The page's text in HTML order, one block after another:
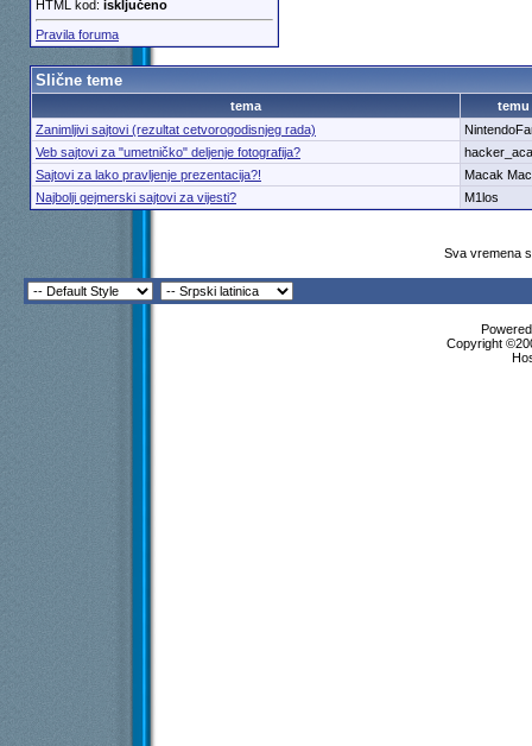
HTML kod: isključeno
Pravila foruma
Slične teme
tema
temu
Zanimljivi sajtovi (rezultat cetvorogodisnjeg rada)
Veb sajtovi za "umetničko" deljenje fotografija?
hacker_aca
Sajtovi za lako pravljenje prezentacija?!
Macak
Najbolji gejmerski sajtovi za vijesti?
M1los
Sva vremena
Copyright